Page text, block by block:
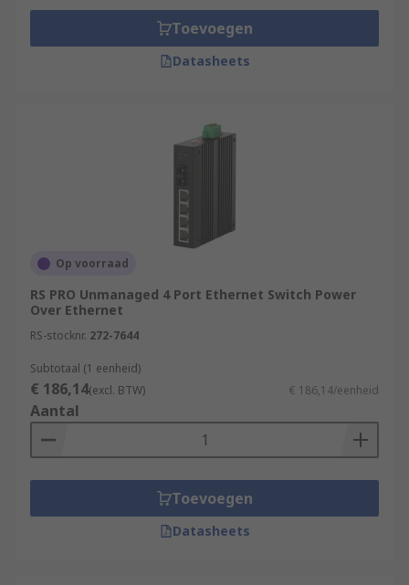
Toevoegen
Datasheets
Op voorraad
RS PRO Unmanaged 4 Port Ethernet Switch Power
Over Ethernet
RS-stocknr. 272-7644
Subtotaal (1 eenheid)
€ 186,14(excl. BTW) € 186,14/eenheid
Aantal
Toevoegen
Datasheets